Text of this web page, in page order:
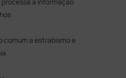
comum a estrabismo e